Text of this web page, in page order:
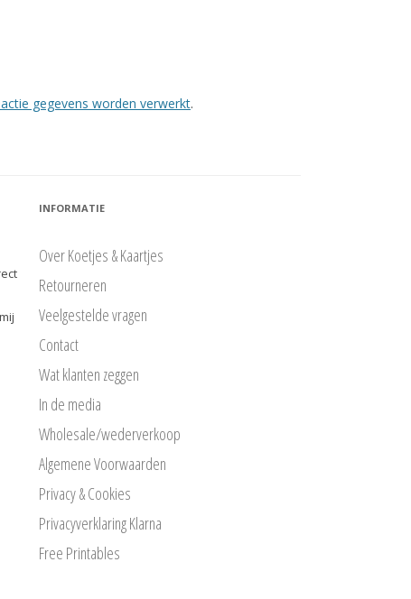
gegevens worden verwerkt.
INFORMATIE
Over Koetjes & Kaartjes
Retourneren
Veelgestelde vragen
Contact
Wat klanten zeggen
In de media
Wholesale/wederverkoop
Algemene Voorwaarden
Privacy & Cookies
Privacyverklaring Klarna
Free Printables